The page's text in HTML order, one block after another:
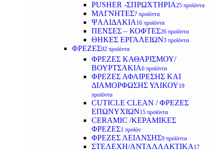
PUSHER -ΣΠΡΩΧΤΗΡΙΑ25 προϊόντα
ΜΑΓΝΗΤΕΣ7 προϊόντα
ΨΑΛΙΔΑΚΙΑ 16 προϊόντα
ΠΕΝΣΕΣ – ΚΟΦΤΕΣ26 προϊόντα
ΘΗΚΕΣ ΕΡΓΑΛΕΙΩΝ3 προϊόντα
ΦΡΕΖΕΣ92 προϊόντα
ΦΡΕΖΕΣ ΚΑΘΑΡΙΣΜΟΥ/
ΒΟΥΡΤΣΑΚΙΑ6 προϊόντα
ΦΡΕΖΕΣ ΑΦΑΙΡΕΣΗΣ ΚΑΙ
ΔΙΑΜΟΡΦΩΣΗΣ ΥΛΙΚΟΥ19
προϊόντα
CUTICLE CLEAN / ΦΡΕΖΕΣ
ΕΠΩΝΥΧΙΩΝ15 προϊόντα
CERAMIC /ΚΕΡΑΜΙΚΕΣ
ΦΡΕΖΕΣ1 προϊόν
ΦΡΕΖΕΣ ΛΕΙΑΝΣΗΣ9 προϊόντα
ΣΤΕΛΕΧΗ/ΑΝΤΑΛΛΑΚΤΙΚΑ 17